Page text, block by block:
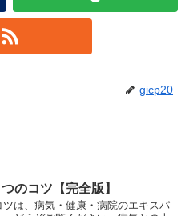
gicp20
のコツ【完全版】
は、病気・健康・病院のエキスパ